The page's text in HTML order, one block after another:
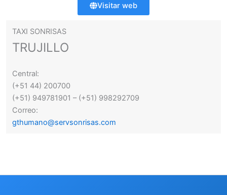
Visitar web
TAXI SONRISAS
TRUJILLO
Central:
(+51 44) 200700
(+51) 949781901 – (+51) 998292709
Correo:
gthumano@servsonrisas.com